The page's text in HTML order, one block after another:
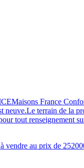
France
terrain de
tout renseignement